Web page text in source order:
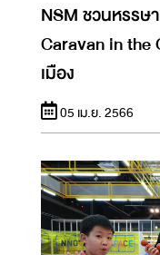
NSM ชวนหรรษ
Caravan in
เมือง
05 เม.ย. 2566